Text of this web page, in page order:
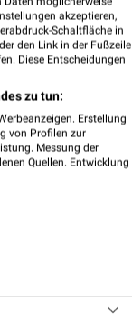
akzeptieren,
Schaltfläche in
den Link in der Fußzeile
Diese Entscheidungen
zu tun:
Erstellung
von Profilen zur
Messung der
Quellen. Entwicklung